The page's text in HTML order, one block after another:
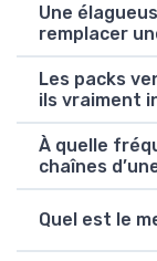
Une
remplacer
Les packs
ils vraiment
À quelle
chaînes
Quel est le